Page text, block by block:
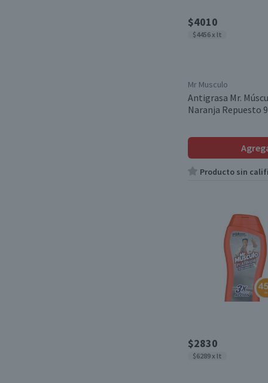
$4010
$4456 x lt
Mr Musculo
Antigrasa Mr.
Naranja Repuesto
Producto sin
$2830
$6289 x lt